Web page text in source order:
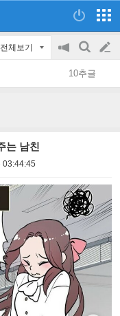
전체보기
공
지
on/off
검
색
글
쓰
10추글
는 남친
03:44:45